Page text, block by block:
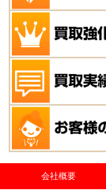
会社概要